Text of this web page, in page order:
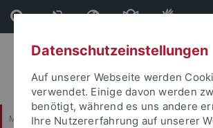
Direkt
zum
Inhalt
Direkt
zur
Fußleiste
Mathematisch-Naturwissenschaftliche Fakultät
Datenschutzeinstellungen
Auf unserer Webseite werden
verwendet. Einige davon werden
benötigt, während es uns andere
Ihre Nutzererfahrung auf unserer